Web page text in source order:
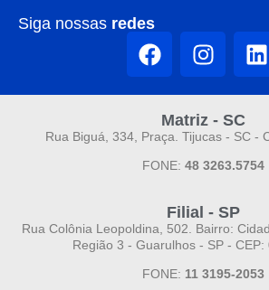
Siga nossas redes
Matriz - SC
Rua Biguá, 334, Praça. Tijucas - SC -
FONE: 48 3263.5754
Filial - SP
Rua Colônia Leopoldina, 502. Bairro:
Região 3 - Guarulhos - SP - CEP:
FONE: 11 3195-2053